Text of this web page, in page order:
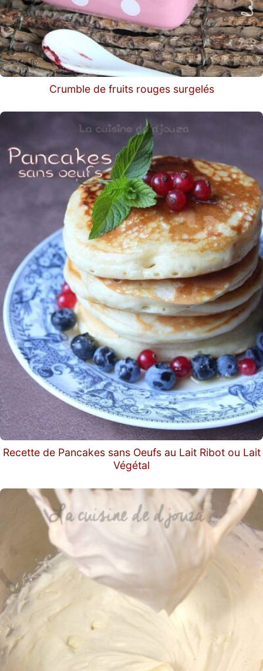
Crumble de fruits rouges surgelés
Recette de Pancakes sans Oeufs au Lait Ribot ou Lait
Végétal